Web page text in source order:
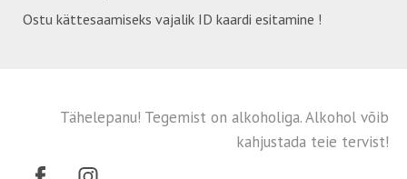
Ostu kättesaamiseks vajalik ID kaardi esitamine !
Tähelepanu! Tegemist on alkoholiga. Alkohol võib
kahjustada teie tervist!